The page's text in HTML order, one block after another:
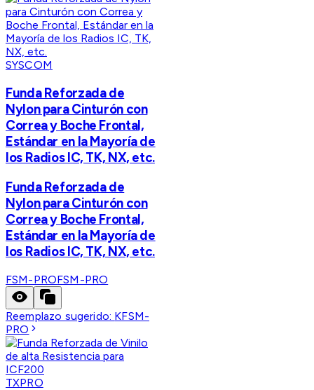
SYSCOM
Funda Reforzada de
Nylon para Cinturón con
Correa y Boche Frontal,
Estándar en la Mayoría de
los Radios IC, TK, NX, etc.
Funda Reforzada de
Nylon para Cinturón con
Correa y Boche Frontal,
Estándar en la Mayoría de
los Radios IC, TK, NX, etc.
FSM-PROFSM-PRO
Reemplazo sugerido: KFSM-
PRO
TXPRO